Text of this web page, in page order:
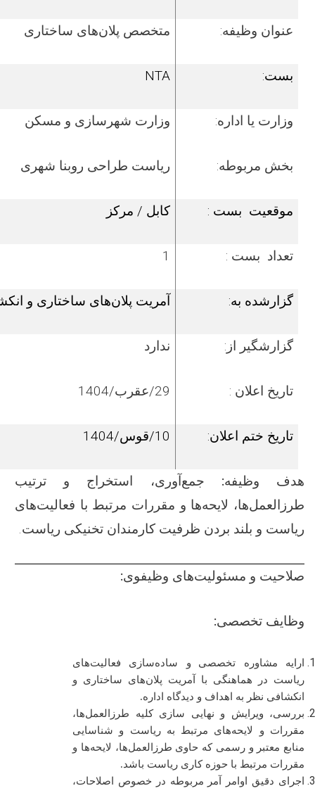
عنوان وظیفه: متخصص پلان‌های ساختاری
بست: NTA
وزارت یا اداره:
بخش مربوطه:
وزارت شهرسازی و مسکن
ریاست طراحی روبنا شهری
موقعیت بست : کابل / مرکز
تعداد بست : 1
گزارشده به: آمریت پلان‌های ساختاری و
گزارش­گیر از:
تاریخ اعلان :
ندارد
29/عقرب/1404
تاریخ ختم اعلان: 10/قوس/1404
هدف وظیفه:
جمع‌آوری، استخراج و ترتیب
طرزالعمل‌ها، لایحه‌ها و مقررات مرتبط با فعالیت‌های
ریاست و بلند بردن ظرفیت کارمندان تخنیکی ریاست.
صلاحیت و مسئولیت‌های وظیفوی:
وظایف تخصصی:
ارایه مشاوره تخصصی
و ساده‌سازی فعالیت‌های
ریاست در هماهنگی با آمریت پلان‌های ساختاری و
انکشافی نظر به اهداف و دیدگاه اداره.
بررسی، ویرایش و نهایی سازی کلیه طرزالعمل‌ها،
مقررات و لایحه‌های مرتبط به ریاست و شناسایی
منابع معتبر و رسمی که حاوی طرزالعمل‌ها، لایحه‌ها و
مقررات مرتبط با حوزه کاری ریاست باشد.
اجرای دقیق اوامر آمر مربوطه در خصوص اصلاحات،